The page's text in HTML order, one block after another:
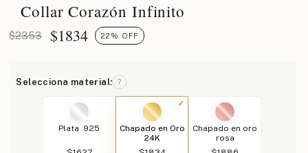
Collar Corazón Infinito
$2353 $1834 22% OFF
Selecciona material: ?
Plata .925
Chapado en Oro
24K
Chapado en oro
rosa